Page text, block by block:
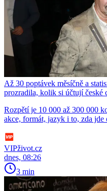
Až 30 poptávek měsíčně a
prozradila, kolik si účtují české
Rozpětí je 10 000 až 300 000
akce, formát, jazyk i to, zda jde
VIPživot.cz
dnes, 08:26
3 min